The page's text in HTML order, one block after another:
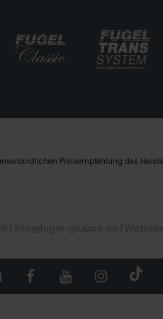
Preisempfehlung des
| info@fugel-gruppe.de |